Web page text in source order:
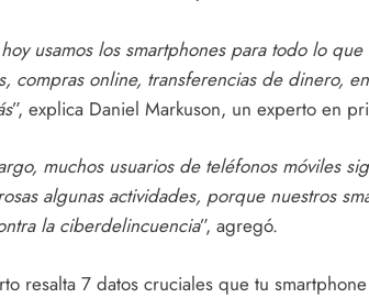
usamos los smartphones para todo lo
compras online, transferencias de dinero,
”, explica Daniel Markuson, un experto en
muchos usuarios de teléfonos móviles
algunas actividades, porque nuestros
la ciberdelincuencia”, agregó.
resalta 7 datos cruciales que tu